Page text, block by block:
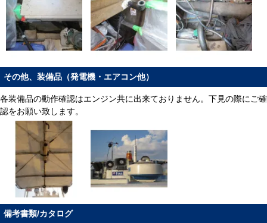
その他、装備品（発電機・エアコン他）
各装備品の動作確認はエンジン共に出来ておりません。下見の際にご確
認をお願い致します。
備考書類/カタログ